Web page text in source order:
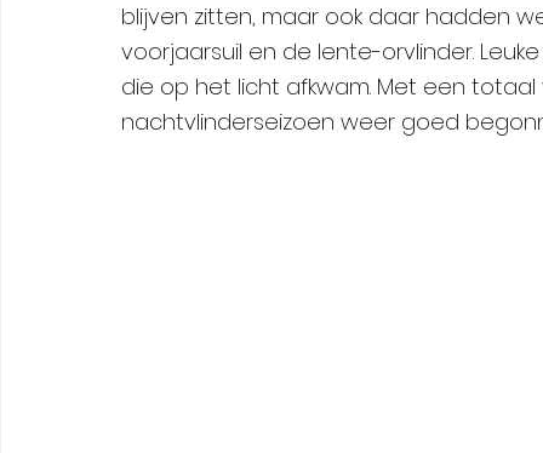
blijven zitten, maar ook daar hadden
voorjaarsuil en de lente-orvlinder.
die op het licht afkwam. Met een totaal
nachtvlinderseizoen weer goed